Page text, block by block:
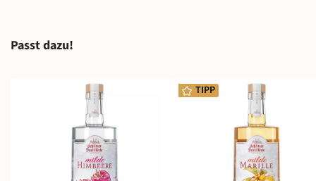
Produktgalerie überspringen
Passt dazu!
TIPP